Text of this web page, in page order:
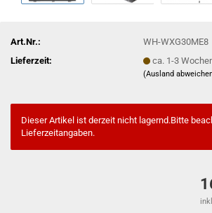
Art.Nr.:
WH-WXG30ME8
Lieferzeit:
ca. 1-3
(Ausland
Dieser Artikel ist derzeit nicht lagernd.Bitte
Lieferzeitangaben.